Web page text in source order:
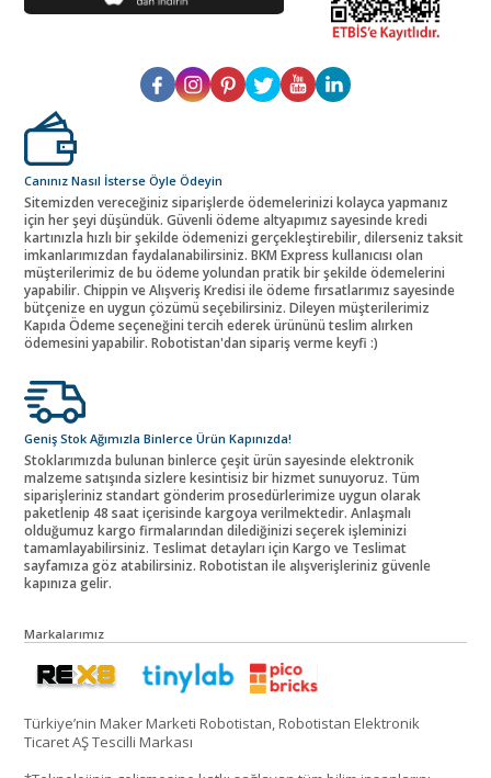
Canınız Nasıl İsterse Öyle Ödeyin
Sitemizden vereceğiniz siparişlerde ödemelerinizi kolayca yapmanız
için her şeyi düşündük. Güvenli ödeme altyapımız sayesinde kredi
kartınızla hızlı bir şekilde ödemenizi gerçekleştirebilir, dilerseniz taksit
imkanlarımızdan faydalanabilirsiniz. BKM Express kullanıcısı olan
müşterilerimiz de bu ödeme yolundan pratik bir şekilde ödemelerini
yapabilir. Chippin ve Alışveriş Kredisi ile ödeme fırsatlarımız sayesinde
bütçenize en uygun çözümü seçebilirsiniz. Dileyen müşterilerimiz
Kapıda Ödeme seçeneğini tercih ederek ürününü teslim alırken
ödemesini yapabilir. Robotistan'dan sipariş verme keyfi :)
Geniş Stok Ağımızla Binlerce Ürün Kapınızda!
Stoklarımızda bulunan binlerce çeşit ürün sayesinde elektronik
malzeme satışında sizlere kesintisiz bir hizmet sunuyoruz. Tüm
siparişleriniz standart gönderim prosedürlerimize uygun olarak
paketlenip 48 saat içerisinde kargoya verilmektedir. Anlaşmalı
olduğumuz kargo firmalarından dilediğinizi seçerek işleminizi
tamamlayabilirsiniz. Teslimat detayları için Kargo ve Teslimat
sayfamıza göz atabilirsiniz. Robotistan ile alışverişleriniz güvenle
kapınıza gelir.
Markalarımız
Türkiye’nin Maker Marketi Robotistan, Robotistan Elektronik
Ticaret AŞ Tescilli Markası